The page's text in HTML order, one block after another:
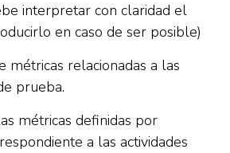
interpretar con claridad el
en caso de ser posible)
métricas relacionadas a las
prueba.
métricas definidas por
a las actividades